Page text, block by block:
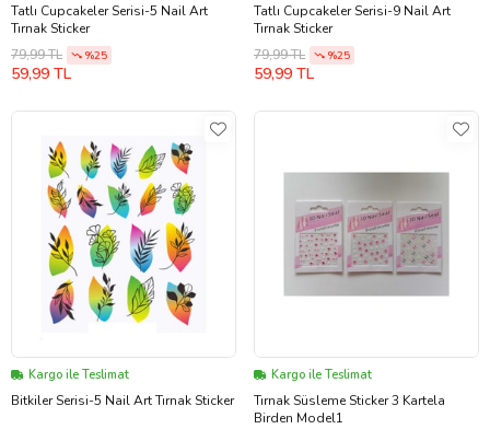
Tatlı Cupcakeler Serisi-5 Nail Art
Tırnak Sticker
79,99 TL
%25
59,99 TL
Tatlı Cupcakeler Serisi-9 Nail Art
Tırnak Sticker
79,99 TL
%25
59,99 TL
Kargo ile Teslimat
Bitkiler Serisi-5 Nail Art Tırnak Sticker
Kargo ile Teslimat
Tırnak Süsleme Sticker 3 Kartela
Birden Model1